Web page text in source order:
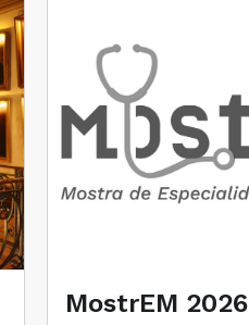
MostrEM 2026